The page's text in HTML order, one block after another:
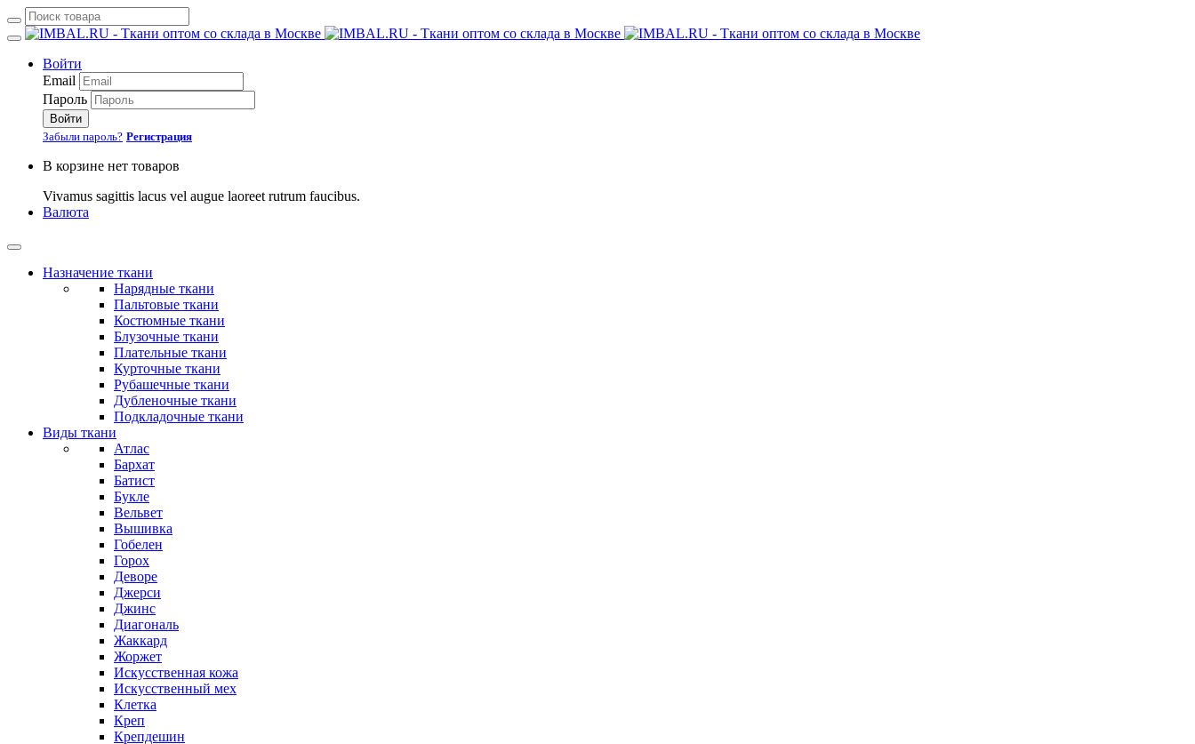
Войти
Email
Пароль
Войти
Забыли пароль? Регистрация
В корзине нет товаров
Vivamus sagittis lacus vel augue laoreet rutrum faucibus.
Валюта
Назначение ткани
Нарядные ткани
Пальтовые ткани
Костюмные ткани
Блузочные ткани
Плательные ткани
Курточные ткани
Рубашечные ткани
Дубленочные ткани
Подкладочные ткани
Виды ткани
Атлас
Бархат
Батист
Букле
Вельвет
Вышивка
Гобелен
Горох
Деворе
Джерси
Джинс
Диагональ
Жаккард
Жоржет
Искусственная кожа
Искусственный мех
Клетка
Креп
Крепдешин